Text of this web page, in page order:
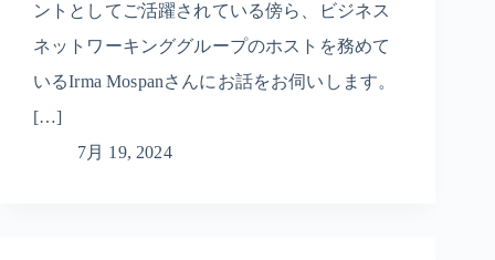
ントとしてご活躍されている傍ら、ビジネス
ネットワーキンググループのホストを務めて
いるIrma Mospanさんにお話をお伺いします。
[…]
7月 19, 2024